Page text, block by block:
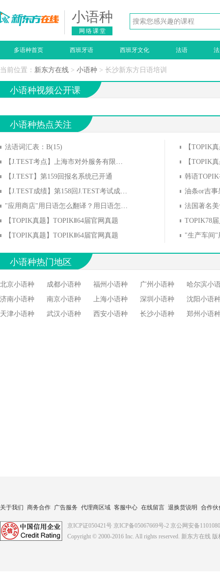
小语种
网络课堂
多语种首页 西班牙语 西班牙文化 法语
当前位置： 新东方在线 > 小语种 > 长沙新东方日语培训
小语种视频公开课
小语种热点关注
法语词汇表：B(15)
【J.TEST考点】上海市对外服务有限公司新世界考点考点信息
【J.TEST】第159回报名系统已开通
【J.TEST成绩】第158回J.TEST考试成绩公布
"应用商店"用日语怎么翻译？用日语怎么说？
【TOPIK真题】TOPIKⅡ64届官网真题
【TOPIK真题】TOPIKⅡ64届官网真题
【TOPIK
【TOPIK
韩语
法国著名
TOPIK78
小语种热门地区
北京小语种 成都小语种 福州小语种 广州小语种
哈尔滨小
济南小语种
南京小语种 上海小语种 深圳小语种
沈阳小语
天津小语种
武汉小语种 西安小语种 长沙小语种 郑州小语
关于我们 商务合作 广告服务 代理商区域 客服中心 在线留言 退换货说明 合作伙
京ICP证050421号 京ICP备05067669号-2 京公网安备
Copyright © 2000-2016 Inc. All rights reserved. 新东方在线